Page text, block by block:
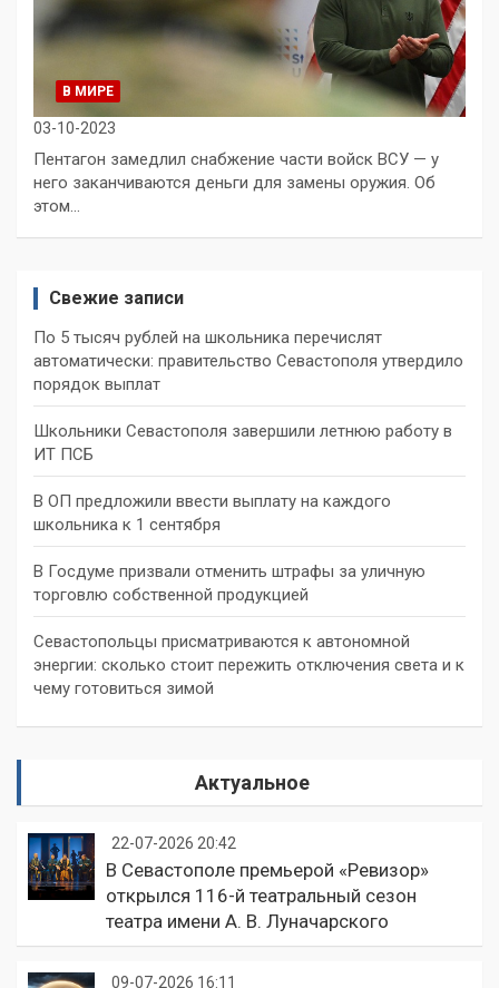
В МИРЕ
03-10-2023
Пентагон замедлил снабжение части войск ВСУ — у
него заканчиваются деньги для замены оружия. Об
этом…
Свежие записи
По 5 тысяч рублей на школьника перечислят
автоматически: правительство Севастополя утвердило
порядок выплат
Школьники Севастополя завершили летнюю работу в
ИТ ПСБ
В ОП предложили ввести выплату на каждого
школьника к 1 сентября
В Госдуме призвали отменить штрафы за уличную
торговлю собственной продукцией
Севастопольцы присматриваются к автономной
энергии: сколько стоит пережить отключения света и к
чему готовиться зимой
Актуальное
22-07-2026 20:42
В Севастополе премьерой «Ревизор»
открылся 116-й театральный сезон
театра имени А. В. Луначарского
09-07-2026 16:11